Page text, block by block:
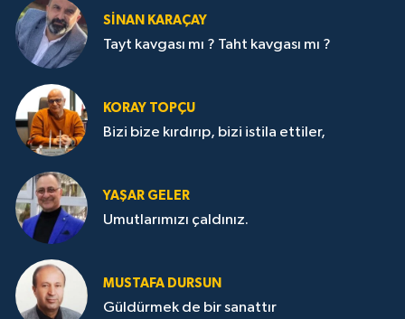
SİNAN KARAÇAY
Tayt kavgası mı ? Taht kavgası mı ?
KORAY TOPÇU
Bizi bize kırdırıp, bizi istila ettiler,
YAŞAR GELER
Umutlarımızı çaldınız.
MUSTAFA DURSUN
Güldürmek de bir sanattır